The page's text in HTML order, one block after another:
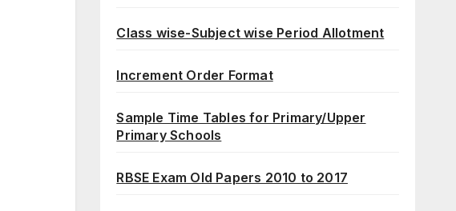
Class wise-Subject wise Period Allotment
Increment Order Format
Sample Time Tables for Primary/Upper
Primary Schools
RBSE Exam Old Papers 2010 to 2017